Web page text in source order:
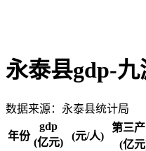
永泰县gdp-
数据来源：永泰县统计局
年份
gdp
(亿元)
(元/人)
第三
(亿